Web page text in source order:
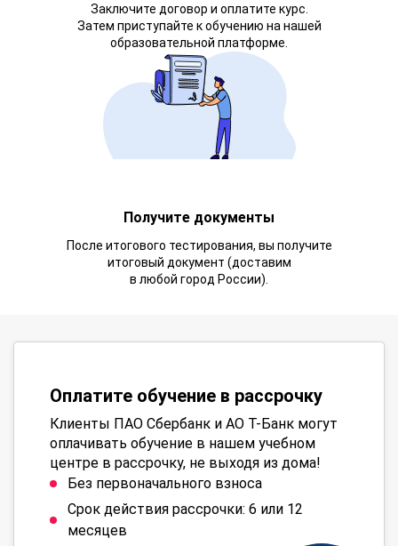
Заключите договор и оплатите курс.
Затем приступайте к обучению на нашей
образовательной платформе.
Получите документы
После итогового тестирования, вы получите
итоговый документ (доставим
в любой город России).
Оплатите обучение в рассрочку
Клиенты ПАО Сбербанк и АО Т-Банк могут
оплачивать обучение в нашем учебном
центре в рассрочку, не выходя из дома!
Без первоначального взноса
Срок действия рассрочки: 6 или 12
месяцев